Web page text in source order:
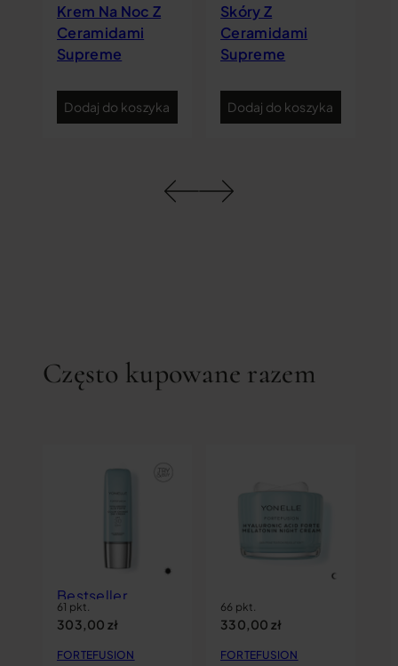
Krem Na Noc Z
Ceramidami
Supreme
Dodaj do koszyka
Skóry Z
Ceramidami
Supreme
Dodaj do koszyka
Często kupowane razem
Bestseller
61 pkt.
303,00 zł
FORTEFUSION
66 pkt.
330,00 zł
FORTEFUSION